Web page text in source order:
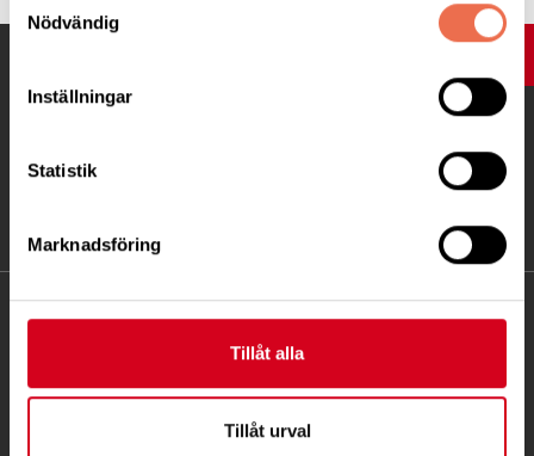
Nödvändig
Inställningar
Statistik
Marknadsföring
Tillåt alla
Tillåt urval
KONTAKT
Fatbursgatan 19, 118 28 STOCKHOLM
08 - 720 29 40